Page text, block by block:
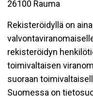
26100 Rauma
Rekisteröidyllä on
rekisteröidyn
toimivaltaisen
suoraan
Suomessa on